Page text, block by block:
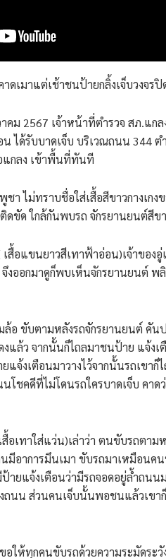
ดเมาแต่เช้าชนป้ายกลิ้งเจ็บวงจร
คม 2567 เจ้าหน้าที่ตำรวจ สภ.แก
ได้รับบาดเจ็บ บริเวณถนน 344 ต
แกลง เข้าพื้นที่ทันที
า ไม่ทราบชื่อใส่เสื้อสีขาวกางเก
ขัด ใกล้กันพบรถ จักรยานยนต์สีข
อแขนยาวสีเทาฟ้าอ่อน)เจ้าของอู่
งออกมาดูก็พบเห็นจักรยานยนต์ พ
อ ขับตามหลังรถจักรยานยนต์ คัน
แล้ว จากนั้นก็ไถลมาชนป้าย แจ้งเ
แจ้งเตือนมาวางไว้จากนั้นรถเขา
โชคดีที่ไม่โดนรถใครบาดเจ็บ คา
อเทาใส่แว่น)เล่าว่า ตนขับรถตาม
มีอาการมึนเมา ขับรถมาเหมือนค
ายแจ้งเตือนว่ามีรถจอดอยู่ล้ำถน
ถนน ส่วนคนเจ็บนั้นพอชนแล้วเขา
ให้ทุกคนขับรถด้วยความระมัดระวั